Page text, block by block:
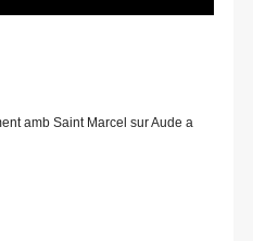
amb Saint Marcel sur Aude a